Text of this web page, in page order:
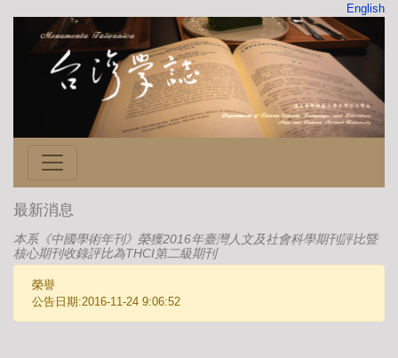
English
最新消息
本系《中國學術年刊》榮獲2016年臺灣人文及社會科學期刊評比暨
核心期刊收錄評比為THCI第二級期刊
榮譽
公告日期:2016-11-24 9:06:52